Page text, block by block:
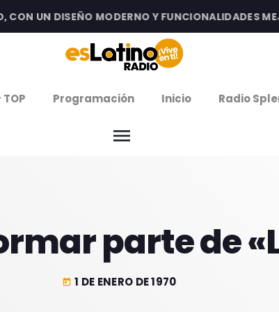
UN DISEÑO MODERNO Y FUNCIONALIDADES
TOP Programación Inicio Radio
menu
parte de
today 1 DE ENERO DE 1970